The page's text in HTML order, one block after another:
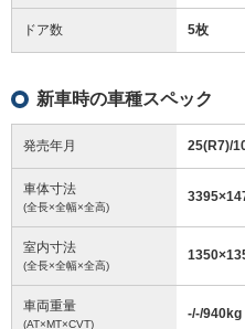
ドア数 5枚
新車時の車種スペック
発売年月 25(R7)/
車体寸法
(全長×全幅×全高)
3395×
室内寸法
(全長×全幅×全高)
1350×
車両重量
(AT×MT×CVT)
-/-/940kg